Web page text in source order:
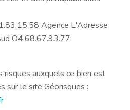
Agence L'Adresse
O4.68.67.93.77.
risques auxquels ce bien est
sur le site Géorisques :